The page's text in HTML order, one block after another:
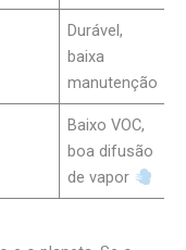
Durável,
baixa
manutenção
Baixo VOC,
boa difusão
de vapor